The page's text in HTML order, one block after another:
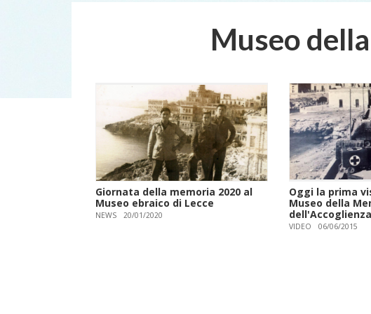
Museo
Giornata della memoria 2020 al
Museo ebraico di Lecce
NEWS 20/01/2020
Oggi la prima
Museo della
dell'Accoglienza
VIDEO 06/06/2015